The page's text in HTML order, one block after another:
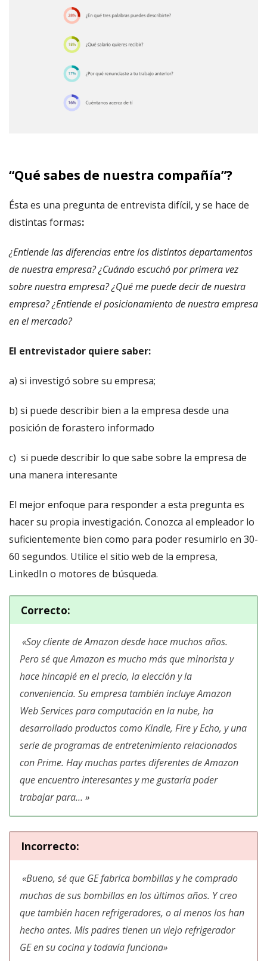
“Qué sabes de nuestra compañía”?
Ésta es una pregunta de entrevista difícil, y se hace de
distintas formas:
¿Entiende las diferencias entre los distintos departamentos
de nuestra empresa? ¿Cuándo escuchó por primera vez
sobre nuestra empresa? ¿Qué me puede decir de nuestra
empresa? ¿Entiende el posicionamiento de nuestra empresa
en el mercado?
El entrevistador quiere saber:
a) si investigó sobre su empresa;
b) si puede describir bien a la empresa desde una
posición de forastero informado
c) si puede describir lo que sabe sobre la empresa de
una manera interesante
El mejor enfoque para responder a esta pregunta es
hacer su propia investigación. Conozca al empleador lo
suficientemente bien como para poder resumirlo en 30-
60 segundos. Utilice el sitio web de la empresa,
LinkedIn o motores de búsqueda.
Correcto:
«Soy cliente de Amazon desde hace muchos años.
Pero sé que Amazon es mucho más que minorista y
hace hincapié en el precio, la elección y la
conveniencia. Su empresa también incluye Amazon
Web Services para computación en la nube, ha
desarrollado productos como Kindle, Fire y Echo, y una
serie de programas de entretenimiento relacionados
con Prime. Hay muchas partes diferentes de Amazon
que encuentro interesantes y me gustaría poder
trabajar para… »
Incorrecto:
«Bueno, sé que GE fabrica bombillas y he comprado
muchas de sus bombillas en los últimos años. Y creo
que también hacen refrigeradores, o al menos los han
hecho antes. Mis padres tienen un viejo refrigerador
GE en su cocina y todavía funciona»